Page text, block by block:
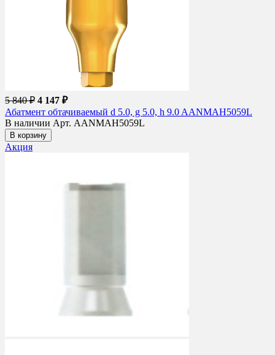
5 840 ₽ 4 147 ₽
Абатмент обтачиваемый d 5.0, g 5.0, h 9.0 AANMAH5059L
В наличии Арт. AANMAH5059L
В корзину
Акция